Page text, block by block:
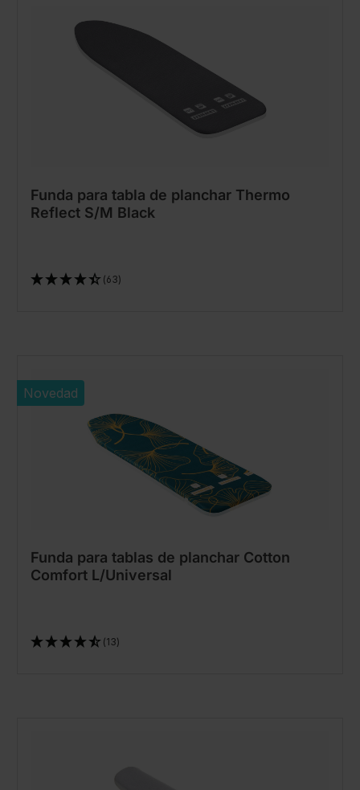
Funda para tabla de planchar Thermo
Reflect S/M Black
(63)
Novedad
Funda para tablas de planchar Cotton
Comfort L/Universal
(13)